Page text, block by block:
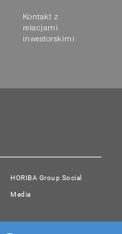
Kontakt z
relacjami
inwestorskimi
HORIBA Group Social
Media